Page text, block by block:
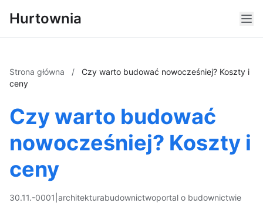
Hurtownia
Strona główna /
Czy warto budować nowocześniej? Koszty i
ceny
Czy warto budować
nowocześniej? Koszty i
ceny
30.11.-0001 architekturabudownictwoportal o budownictwie